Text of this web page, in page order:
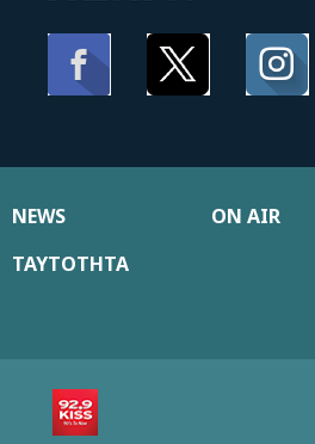
NEWS ON AIR
ΤΑΥΤΟΤΗΤΑ